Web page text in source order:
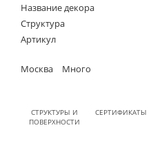
Название декора
Структура
Артикул
Москва Много
СТРУКТУРЫ И
ПОВЕРХНОСТИ
СЕРТИФИКАТЫ